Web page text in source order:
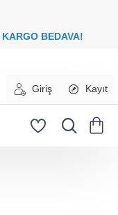
KARGO
Giriş Kayıt